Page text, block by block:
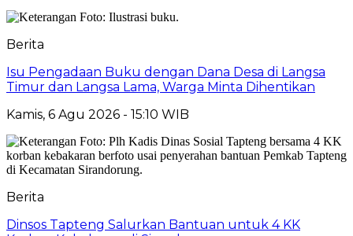
Berita
Isu Pengadaan Buku dengan Dana Desa di Langsa
Timur dan Langsa Lama, Warga Minta Dihentikan
Kamis, 6 Agu 2026 - 15:10 WIB
Berita
Dinsos Tapteng Salurkan Bantuan untuk 4 KK